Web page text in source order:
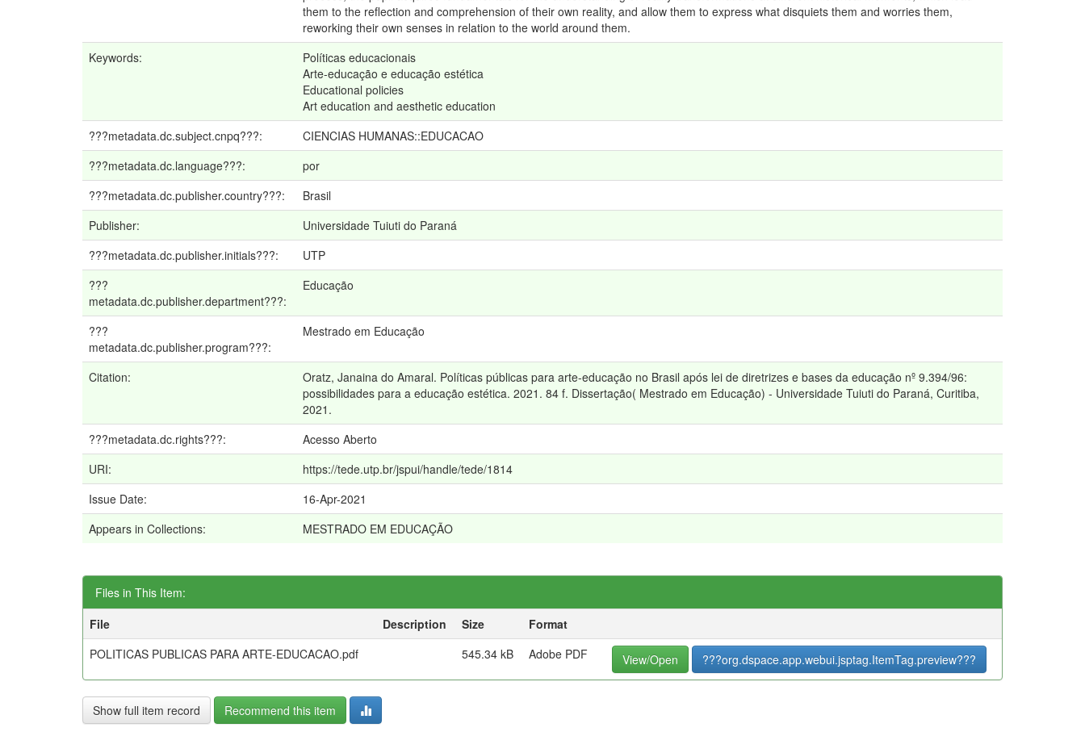
them to the reflection and comprehension of their own reality, and allow them to express what disquiets them and worries them,
reworking their own senses in relation to the world around them.
Keywords:
Políticas educacionais
Arte-educação e educação estética
Educational policies
Art education and aesthetic education
???metadata.dc.subject.cnpq???:
CIENCIAS HUMANAS::EDUCACAO
???metadata.dc.language???:
por
???metadata.dc.publisher.country???:
Brasil
Publisher:
Universidade Tuiuti do Paraná
???metadata.dc.publisher.initials???:
UTP
???
metadata.dc.publisher.department???:
Educação
???
metadata.dc.publisher.program???:
Mestrado em Educação
Citation:
Oratz, Janaina do Amaral. Políticas públicas para arte-educação no Brasil após lei de diretrizes e bases da educação nº 9.394/96:
possibilidades para a educação estética. 2021. 84 f. Dissertação( Mestrado em Educação) - Universidade Tuiuti do Paraná, Curitiba,
2021.
???metadata.dc.rights???:
Acesso Aberto
URI:
https://tede.utp.br/jspui/handle/tede/1814
Issue Date:
16-Apr-2021
Appears in Collections:
MESTRADO EM EDUCAÇÃO
Files in This Item:
File
Description Size
Format
POLITICAS PUBLICAS PARA ARTE-EDUCACAO.pdf
545.34 kB Adobe PDF View/Open ???org.dspace.app.webui.jsptag.ItemTag.preview???
Show full item record Recommend this item